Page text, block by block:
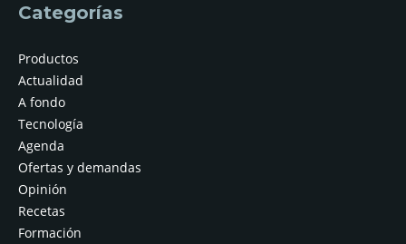
Categorías
Productos
Actualidad
A fondo
Tecnología
Agenda
Ofertas y demandas
Opinión
Recetas
Formación